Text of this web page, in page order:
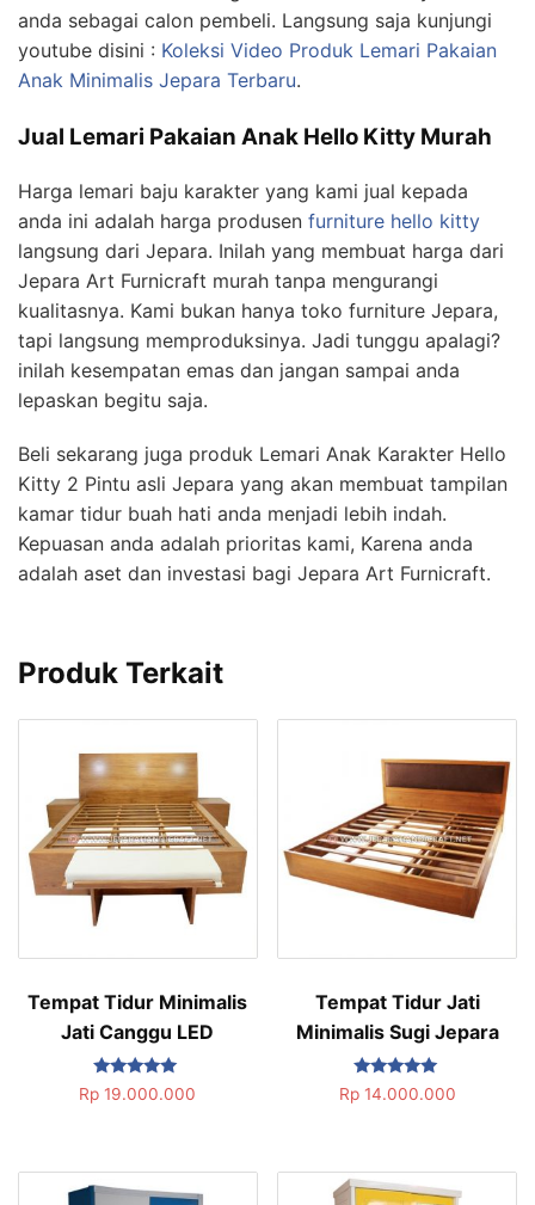
anda sebagai calon pembeli. Langsung saja kunjungi
youtube disini : Koleksi Video Produk Lemari Pakaian
Anak Minimalis Jepara Terbaru.
Jual Lemari Pakaian Anak Hello Kitty Murah
Harga lemari baju karakter yang kami jual kepada
anda ini adalah harga produsen furniture hello kitty
langsung dari Jepara. Inilah yang membuat harga dari
Jepara Art Furnicraft murah tanpa mengurangi
kualitasnya. Kami bukan hanya toko furniture Jepara,
tapi langsung memproduksinya. Jadi tunggu apalagi?
inilah kesempatan emas dan jangan sampai anda
lepaskan begitu saja.
Beli sekarang juga produk Lemari Anak Karakter Hello
Kitty 2 Pintu asli Jepara yang akan membuat tampilan
kamar tidur buah hati anda menjadi lebih indah.
Kepuasan anda adalah prioritas kami, Karena anda
adalah aset dan investasi bagi Jepara Art Furnicraft.
Produk Terkait
Tempat Tidur Minimalis
Jati Canggu LED
Dinilai
5.00
Rp 19.000.000
Tempat Tidur Jati
Minimalis Sugi Jepara
Dinilai
5.00
Rp14.000.000